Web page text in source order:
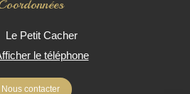
Le Petit Cacher
le téléphone
Nous contacter